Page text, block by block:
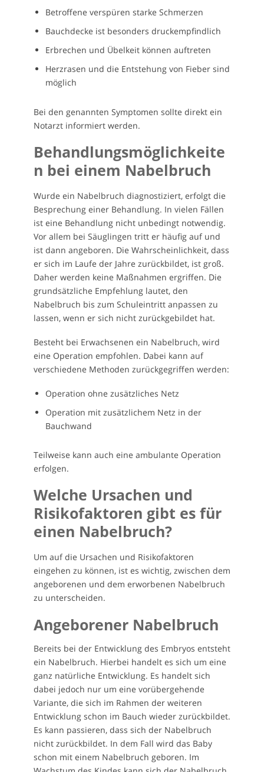
Betroffene verspüren starke Schmerzen
Bauchdecke ist besonders druckempfindlich
Erbrechen und Übelkeit können auftreten
Herzrasen und die Entstehung von Fieber sind
möglich
Bei den genannten Symptomen sollte direkt ein
Notarzt informiert werden.
Behandlungsmöglichkeite
n bei einem Nabelbruch
Wurde ein Nabelbruch diagnostiziert, erfolgt die
Besprechung einer Behandlung. In vielen Fällen
ist eine Behandlung nicht unbedingt notwendig.
Vor allem bei Säuglingen tritt er häufig auf und
ist dann angeboren. Die Wahrscheinlichkeit, dass
er sich im Laufe der Jahre zurückbildet, ist groß.
Daher werden keine Maßnahmen ergriffen. Die
grundsätzliche Empfehlung lautet, den
Nabelbruch bis zum Schuleintritt anpassen zu
lassen, wenn er sich nicht zurückgebildet hat.
Besteht bei Erwachsenen ein Nabelbruch, wird
eine Operation empfohlen. Dabei kann auf
verschiedene Methoden zurückgegriffen werden:
Operation ohne zusätzliches Netz
Operation mit zusätzlichem Netz in der
Bauchwand
Teilweise kann auch eine ambulante Operation
erfolgen.
Welche Ursachen und
Risikofaktoren gibt es für
einen Nabelbruch?
Um auf die Ursachen und Risikofaktoren
eingehen zu können, ist es wichtig, zwischen dem
angeborenen und dem erworbenen Nabelbruch
zu unterscheiden.
Angeborener Nabelbruch
Bereits bei der Entwicklung des Embryos entsteht
ein Nabelbruch. Hierbei handelt es sich um eine
ganz natürliche Entwicklung. Es handelt sich
dabei jedoch nur um eine vorübergehende
Variante, die sich im Rahmen der weiteren
Entwicklung schon im Bauch wieder zurückbildet.
Es kann passieren, dass sich der Nabelbruch
nicht zurückbildet. In dem Fall wird das Baby
schon mit einem Nabelbruch geboren. Im